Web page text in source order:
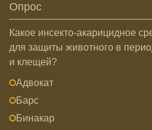
Опрос
Какое инсекто-акарицидное
для защиты животного в
и клещей?
Адвокат
Барс
Бинакар